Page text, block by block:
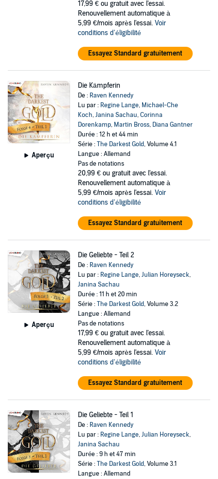
17,99 € ou gratuit avec l'essai.
Renouvellement automatique à
5,99 €/mois après l'essai. Voir
conditions d'éligibilité
Essayez Standard gratuitement
Aperçu
Die Kämpferin
De : Raven Kennedy
Lu par : Regine Lange, Michael-Che
Koch,Janina Sachau,Corinna
Dorenkamp, Martin Bross, Diana Gantner
Durée : 12 h et 44 min
Série :The Darkest Gold, Volume 4.1
Langue : Allemand
Pas de notations
20,99 € ou gratuit avec l'essai.
Renouvellement automatique à
5,99 €/mois après l'essai. Voir
conditions d'éligibilité
Essayez Standard gratuitement
Aperçu
Die Geliebte - Teil 2
De : Raven Kennedy
Lu par : Regine Lange,Julian Horeyseck,
Janina Sachau
Durée : 11 h et 20 min
Série :The Darkest Gold, Volume 3.2
Langue : Allemand
Pas de notations
17,99 € ou gratuit avec l'essai.
Renouvellement automatique à
5,99 €/mois après l'essai. Voir
conditions d'éligibilité
Essayez Standard gratuitement
Die Geliebte - Teil 1
De : Raven Kennedy
Lu par : Regine Lange,Julian Horeyseck,
Janina Sachau
Durée : 9 h et 47 min
Série :The Darkest Gold, Volume 3.1
Langue : Allemand